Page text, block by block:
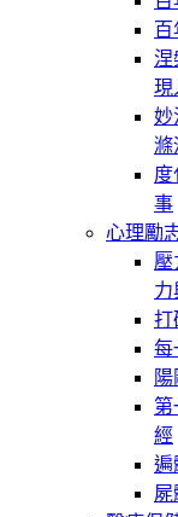
百
涅
現
妙
滌
度
事
心理勵
壓
力
打
每
第
經
遍
屍